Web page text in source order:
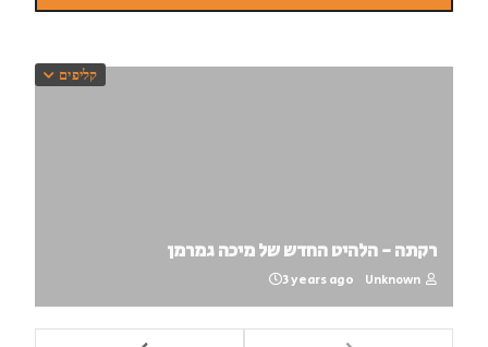
קליפים
רקתה - הלהיט החדש של מיכה גמרמן
Unknown
3 years ago